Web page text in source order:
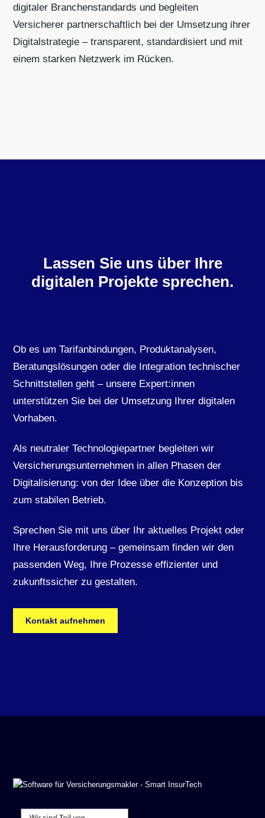
digitaler Branchenstandards und begleiten
Versicherer partnerschaftlich bei der Umsetzung ihrer
Digitalstrategie – transparent, standardisiert und mit
einem starken Netzwerk im Rücken.
Lassen Sie uns über Ihre
digitalen Projekte sprechen.
Ob es um Tarifanbindungen, Produktanalysen,
Beratungslösungen oder die Integration technischer
Schnittstellen geht – unsere Expert:innen
unterstützen Sie bei der Umsetzung Ihrer digitalen
Vorhaben.
Als neutraler Technologiepartner begleiten wir
Versicherungsunternehmen in allen Phasen der
Digitalisierung: von der Idee über die Konzeption bis
zum stabilen Betrieb.
Sprechen Sie mit uns über Ihr aktuelles Projekt oder
Ihre Herausforderung – gemeinsam finden wir den
passenden Weg, Ihre Prozesse effizienter und
zukunftssicher zu gestalten.
Kontakt aufnehmen